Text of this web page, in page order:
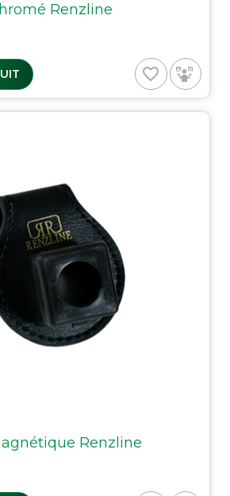
Renzline
favorite_border
Renzline